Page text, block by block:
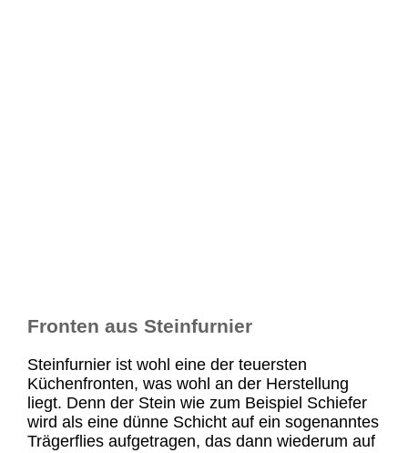
Fronten aus Steinfurnier
Steinfurnier ist wohl eine der teuersten
Küchenfronten, was wohl an der Herstellung
liegt. Denn der Stein wie zum Beispiel Schiefer
wird als eine dünne Schicht auf ein sogenanntes
Trägerflies aufgetragen, das dann wiederum auf